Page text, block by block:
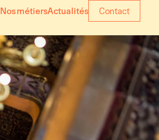
Nos métiersActualités Contact